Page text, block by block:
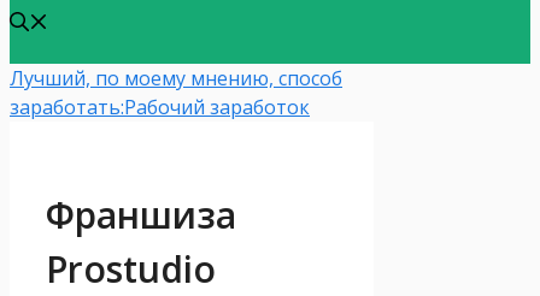
Лучший, по моему мнению, способ
заработать:Рабочий заработок
Франшиза
Prostudio